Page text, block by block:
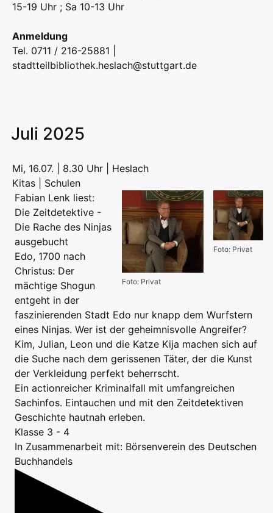
15-19 Uhr ; Sa 10-13 Uhr
Anmeldung
Tel. 0711 / 216-25881 |
stadtteilbibliothek.heslach@stuttgart.de
Juli 2025
Mi, 16.07. | 8.30 Uhr | Heslach
Kitas | Schulen
Foto: Privat
Foto: Privat
Fabian Lenk liest:
Die Zeitdetektive -
Die Rache des Ninjas
ausgebucht
Edo, 1700 nach
Christus: Der
mächtige Shogun
entgeht in der
faszinierenden Stadt Edo nur knapp dem Wurfstern
eines Ninjas. Wer ist der geheimnisvolle Angreifer?
Kim, Julian, Leon und die Katze Kija machen sich auf
die Suche nach dem gerissenen Täter, der die Kunst
der Verkleidung perfekt beherrscht.
Ein actionreicher Kriminalfall mit umfangreichen
Sachinfos. Eintauchen und mit den Zeitdetektiven
Geschichte hautnah erleben.
Klasse 3 - 4
In Zusammenarbeit mit: Börsenverein des Deutschen
Buchhandels